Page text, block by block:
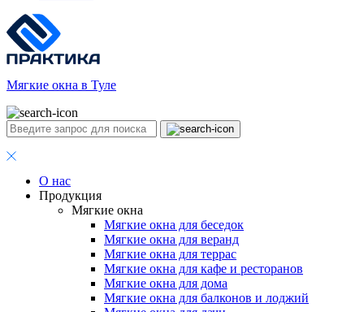
Мягкие окна в Туле
О нас
Продукция
Мягкие окна
Мягкие окна для беседок
Мягкие окна для веранд
Мягкие окна для террас
Мягкие окна для кафе и ресторанов
Мягкие окна для дома
Мягкие окна для балконов и лоджий